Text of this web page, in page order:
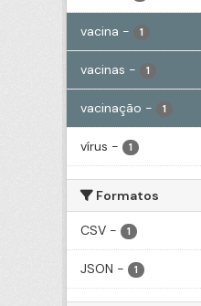
vacina - 1
vacinas - 1
vacinação - 1
vírus - 1
Formatos
CSV - 1
JSON - 1